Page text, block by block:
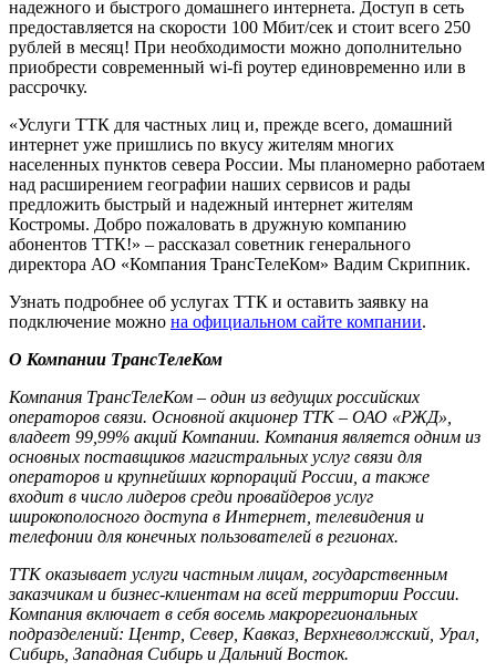
надежного и быстрого домашнего интернета. Доступ в сеть
предоставляется на скорости 100 Мбит/сек и стоит всего 250
рублей в месяц! При необходимости можно дополнительно
приобрести современный wi-fi роутер единовременно или в
рассрочку.
«Услуги ТТК для частных лиц и, прежде всего, домашний
интернет уже пришлись по вкусу жителям многих
населенных пунктов севера России. Мы планомерно работаем
над расширением географии наших сервисов и рады
предложить быстрый и надежный интернет жителям
Костромы. Добро пожаловать в дружную компанию
абонентов ТТК!» – рассказал советник генерального
директора АО «Компания ТрансТелеКом» Вадим Скрипник.
Узнать подробнее об услугах ТТК и оставить заявку на
подключение можно на официальном сайте компании.
О Компании ТрансТелеКом
Компания ТрансТелеКом – один из ведущих российских
операторов связи. Основной акционер ТТК – ОАО «РЖД»,
владеет 99,99% акций Компании. Компания является одним из
основных поставщиков магистральных услуг связи для
операторов и крупнейших корпораций России, а также
входит в число лидеров среди провайдеров услуг
широкополосного доступа в Интернет, телевидения и
телефонии для конечных пользователей в регионах.
ТТК оказывает услуги частным лицам, государственным
заказчикам и бизнес-клиентам на всей территории России.
Компания включает в себя восемь макрорегиональных
подразделений: Центр, Север, Кавказ, Верхневолжский, Урал,
Сибирь, Западная Сибирь и Дальний Восток.